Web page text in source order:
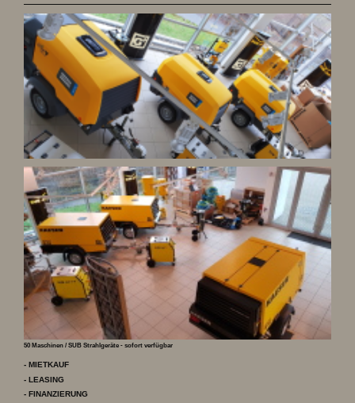
50 Maschinen / SUB Strahlgeräte - sofort verfügbar
- MIETKAUF
- LEASING
- FINANZIERUNG